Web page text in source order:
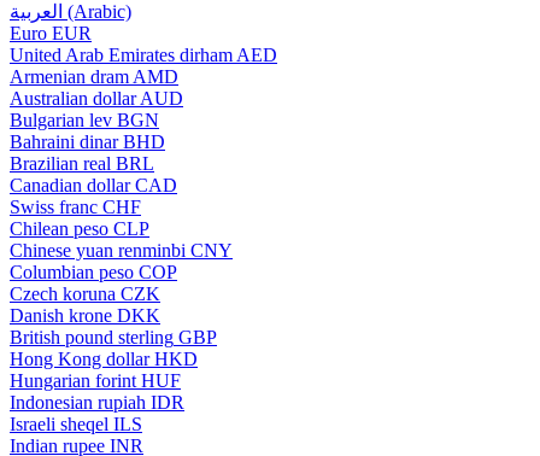
العربية (Arabic)
Euro EUR
United Arab Emirates dirham AED
Armenian dram AMD
Australian dollar AUD
Bulgarian lev BGN
Bahraini dinar BHD
Brazilian real BRL
Canadian dollar CAD
Swiss franc CHF
Chilean peso CLP
Chinese yuan renminbi CNY
Columbian peso COP
Czech koruna CZK
Danish krone DKK
British pound sterling GBP
Hong Kong dollar HKD
Hungarian forint HUF
Indonesian rupiah IDR
Israeli sheqel ILS
Indian rupee INR